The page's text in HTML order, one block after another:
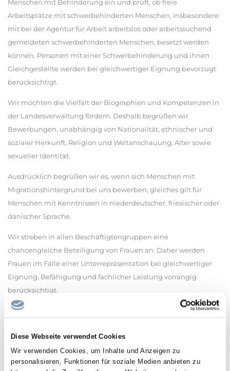
Diese Webseite verwendet Cookies
Wir verwenden Cookies, um Inhalte und Anzeigen zu
personalisieren, Funktionen für soziale Medien anbieten zu
Menschen mit Behinderung ein und prüft, ob freie
Arbeitsplätze mit schwerbehinderten Menschen, insbesondere
mit bei der Agentur für Arbeit arbeitslos oder arbeitssuchend
gemeldeten schwerbehinderten Menschen, besetzt werden
können. Personen mit einer Schwerbehinderung und ihnen
Gleichgestellte werden bei gleichwertiger Eignung bevorzugt
berücksichtigt.
Wir möchten die Vielfalt der Biographien und Kompetenzen in
der Landesverwaltung fördern. Deshalb begrüßen wir
Bewerbungen, unabhängig von Nationalität, ethnischer und
sozialer Herkunft, Religion und Weltanschauung, Alter sowie
sexueller Identität.
Ausdrücklich begrüßen wir es, wenn sich Menschen mit
Migrationshintergrund bei uns bewerben, gleiches gilt für
Menschen mit Kenntnissen in niederdeutscher, friesischer oder
dänischer Sprache.
Wir streben in allen Beschäftigtengruppen eine
chancengleiche Beteiligung von Frauen an. Daher werden
Frauen im Falle einer Unterrepräsentation bei gleichwertiger
Eignung, Befähigung und fachlicher Leistung vorrangig
berücksichtigt.
Die Vereinbarkeit von Beruf und Familie sowie die Förderung
der Teilzeitbeschäftigung liegen im